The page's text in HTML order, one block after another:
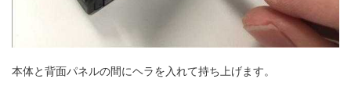
本体と背面パネルの間にヘラを入れて持ち上げます。